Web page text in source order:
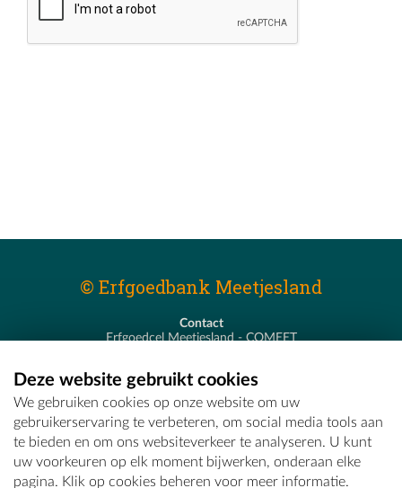
© Erfgoedbank Meetjesland
Contact
Erfgoedcel Meetjesland - COMEET
T - 09 373 75 96
E -erfgoedcel@comeet.be
Deze website gebruikt cookies
We gebruiken cookies op onze website om uw
gebruikerservaring te verbeteren, om social media tools aan
te bieden en om ons websiteverkeer te analyseren. U kunt
uw voorkeuren op elk moment bijwerken, onderaan elke
pagina. Klik op cookies beheren voor meer informatie.